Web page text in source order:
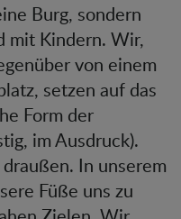
Burg, sondern
mit Kindern. Wir,
von einem
setzen auf das
Form der
im Ausdruck).
In unserem
Füße uns zu